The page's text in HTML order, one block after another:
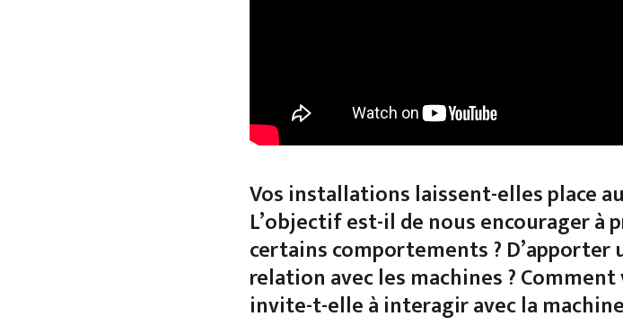
Vos installations laissent-elles place
L’objectif est-il de nous encourager à
certains comportements ?
relation avec les machines ?
invite-t-elle à interagir avec la